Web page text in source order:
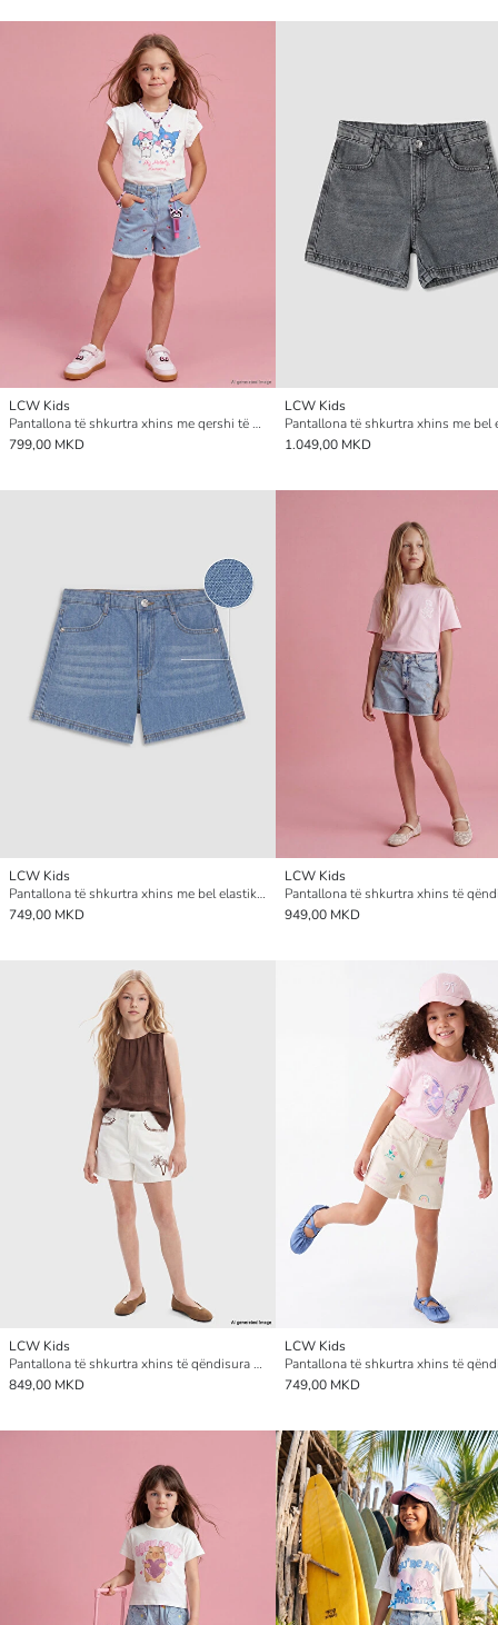
LCW Kids
Pantallona të shkurtra xhins me qershi të qëndisura për vajza
799,00 MKD
LCW Kids
1.049,00 MKD
LCW Kids
Pantallona të shkurtra xhins me bel elastik për vajza
749,00 MKD
LCW Kids
949,00 MKD
LCW Kids
Pantallona të shkurtra xhins të qëndisura për vajza
849,00 MKD
LCW Kids
749,00 MKD